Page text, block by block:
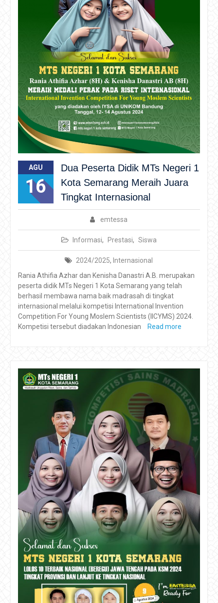
AGU
16
Dua Peserta Didik MTs Negeri 1
Kota Semarang Meraih Juara
Tingkat Internasional
emtessa
Informasi, Prestasi, Siswa
2024/2025, Internasional
Rania Athifia Azhar dan Kenisha Danastri A.B. merupakan
peserta didik MTs Negeri 1 Kota Semarang yang telah
berhasil membawa nama baik madrasah di tingkat
internasional melalui kompetisi International Invention
Competition For Young Moslem Scientists (IICYMS) 2024.
Kompetisi tersebut diadakan Indonesian
Read more